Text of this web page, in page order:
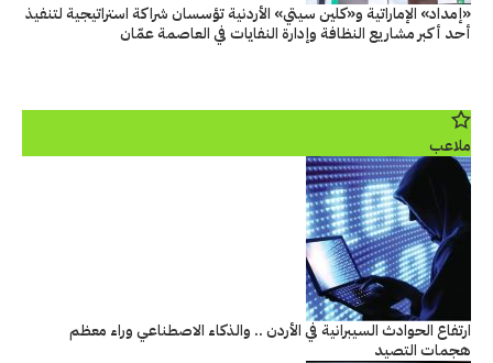
«إمداد» الإماراتية و«كلين سيتي» الأردنية تؤسسان شراكة استراتيجية لتنفيذ
أحد أكبر مشاريع النظافة وإدارة النفايات في العاصمة عمّان
ملاعب
ارتفاع الحوادث السيبرانية في الأردن .. والذكاء الاصطناعي وراء معظم
هجمات التصيد